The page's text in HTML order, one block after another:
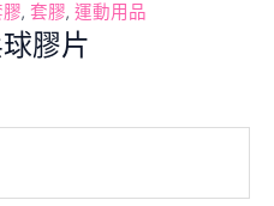
, 套膠, 運動用品
膠片